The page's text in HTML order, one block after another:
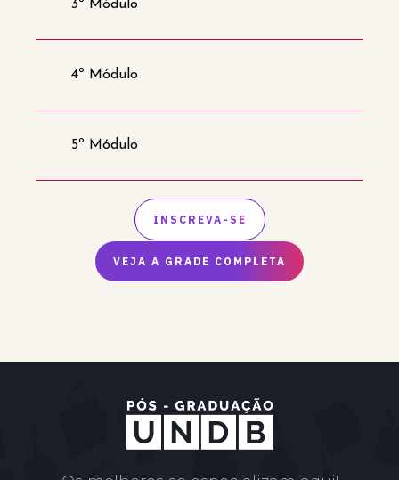
3º Módulo
4º Módulo
5º Módulo
INSCREVA-SE
VEJA A GRADE COMPLETA